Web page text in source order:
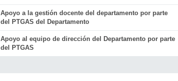
Apoyo a la gestión docente del departamento por parte
del PTGAS del Departamento
Apoyo al equipo de dirección del Departamento por parte
del PTGAS